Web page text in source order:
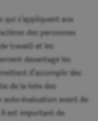
qui s’appliquent aux
des personnes
travail) et les
davantage les
d’accomplir des
de la liste des
auto-évaluation avant de
Il est important de